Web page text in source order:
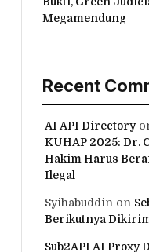
Megamendung
Recent
AI API Directory
KUHAP 2025: Dr.
Hakim Harus
Ilegal
Syihabuddin on
Berikutnya
Sub2API AI Proxy